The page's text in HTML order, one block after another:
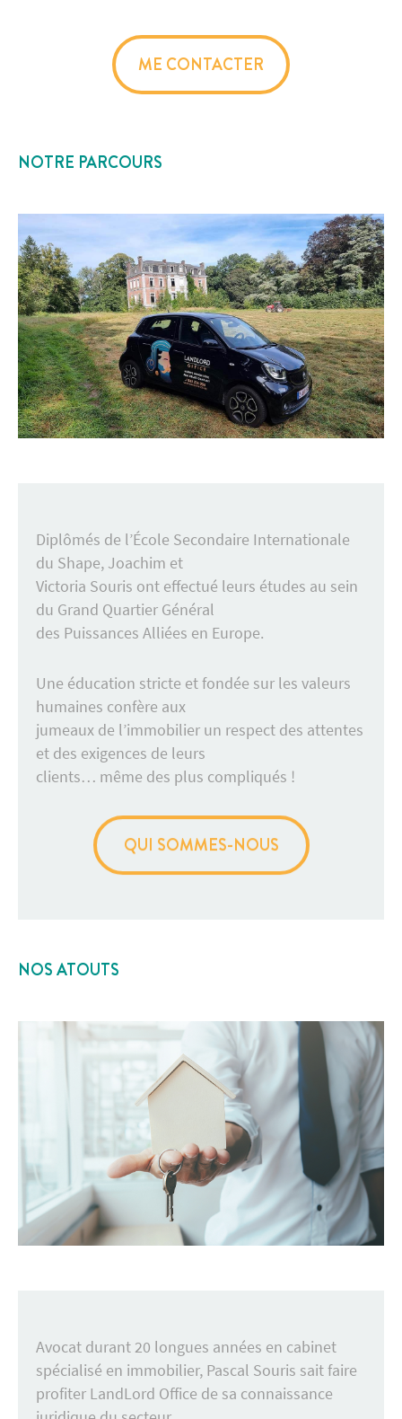
ME CONTACTER
NOTRE PARCOURS
Diplômés de l’École Secondaire Internationale
du Shape, Joachim et
Victoria Souris ont effectué leurs études au sein
du Grand Quartier Général
des Puissances Alliées en Europe.
Une éducation stricte et fondée sur les valeurs
humaines confère aux
jumeaux de l’immobilier un respect des attentes
et des exigences de leurs
clients… même des plus compliqués !
QUI SOMMES-NOUS
NOS ATOUTS
Avocat durant 20 longues années en cabinet
spécialisé en immobilier, Pascal Souris sait faire
profiter LandLord Office de sa connaissance